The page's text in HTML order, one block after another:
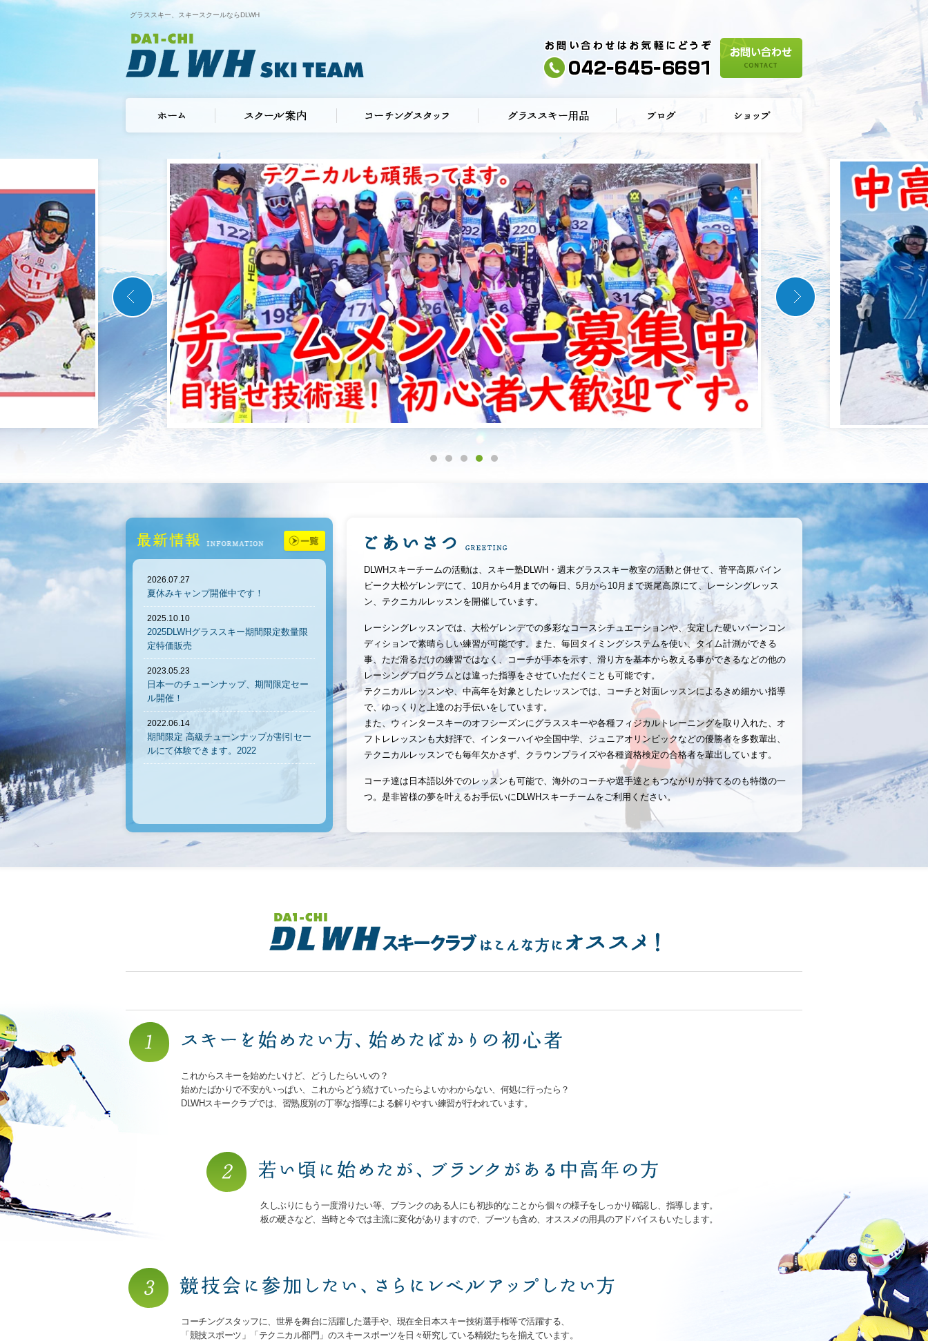
グラススキー、スキースクールならDLWH
2026.07.27
夏休みキャンプ開催中です！
2025.10.10
2025DLWHグラススキー期間限定数量限
定特価販売
2023.05.23
日本一のチューンナップ、期間限定セー
ル開催！
2022.06.14
期間限定 高級チューンナップが割引セー
ルにて体験できます。2022
DLWHスキーチームの活動は、スキー塾DLWH・ 週末グラススキー教室の活動と併せて、 菅平高原パイン
ビーク大松ゲレンデにて、 10月から4月までの毎日、5月から10月まで斑尾高原にて、 レーシングレッス
ン、テクニカルレッスンを開催しています。
レーシングレッスンでは、 大松ゲレンデでの多彩なコースシチュエーションや、安定した硬いバーンコン
ディションで素晴らしい練習が可能です。
また、毎回タイミングシステムを使い、タイム計測ができる
事、 ただ滑るだけの練習ではなく、コーチが手本を示す、 滑り方を基本から教える事ができるなどの他の
レーシングプログラムとは違った指導をさせていただくことも可能です。
テクニカルレッスンや、中高年を対象としたレッスンでは、
コーチと対面レッスンによるきめ細かい指導
で、 ゆっくりと上達のお手伝いをしています。
また、 ウィンタースキーのオフシーズンにグラススキーや各種フィジカルトレーニングを取り入れた、オ
フトレレッスンも大好評で、 インターハイや全国中学、 ジュニアオリンピックなどの優勝者を多数輩出、
テクニカルレッスンでも毎年欠かさず、 クラウンプライズや各種資格検定の合格者を輩出しています。
コーチ達は日本語以外でのレッスンも可能で、 海外のコーチや選手達ともつながりが持てるのも特徴の一
つ。 是非皆様の夢を叶えるお手伝いにDLWHスキーチームをご利用く ださい。
これからスキーを始めたいけど、どうしたらいいの？
始めたばかりで不安がいっぱい、これからどう続けていったらよいかわからない、何処に行ったら？
DLWHスキークラブでは、習熟度別の丁寧な指導による解りやすい練習が行われています。
久しぶりにもう一度滑りたい等、ブランクのある人にも初歩的なことから個々の様子をしっかり確認し、指導します。
板の硬さなど、当時と今では主流に変化がありますので、ブーツも含め、オススメの用具のアドバイスもいたします。
コーチングスタッフに、世界を舞台に活躍した選手や、現在全日本スキー技術選手権等で活躍する、
「競技スポーツ」「テクニカル部門」のスキースポーツを日々研究している精鋭たちを揃えています。